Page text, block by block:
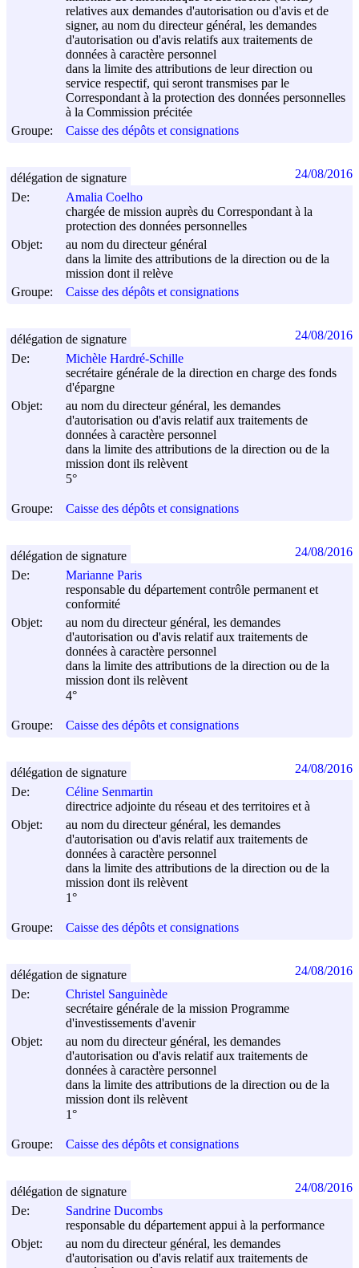
relatives aux demandes d'autorisation ou d'avis et de
signer, au nom du directeur général, les demandes
d'autorisation ou d'avis relatifs aux traitements de
données à caractère personnel
dans la limite des attributions de leur direction ou
service respectif, qui seront transmises par le
Correspondant à la protection des données personnelles
à la Commission précitée
Groupe:
Caisse des dépôts et consignations
De:
Amalia Coelho
chargée de mission auprès du Correspondant à la
protection des données personnelles
Objet:
au nom du directeur général
dans la limite des attributions de la direction ou de la
mission dont il relève
Groupe:
Caisse des dépôts et consignations
délégation de signature 24/08/2016
De:
Michèle Hardré-Schille
secrétaire générale de la direction en charge des fonds
d'épargne
Objet:
au nom du directeur général, les demandes
d'autorisation ou d'avis relatif aux traitements de
données à caractère personnel
dans la limite des attributions de la direction ou de la
mission dont ils relèvent
5°
Groupe: Caisse des dépôts et consignations
délégation de signature 24/08/2016
De:
Marianne Paris
responsable du département contrôle permanent et
conformité
Objet:
au nom du directeur général, les demandes
d'autorisation ou d'avis relatif aux traitements de
données à caractère personnel
dans la limite des attributions de la direction ou de la
mission dont ils relèvent
4°
Groupe: Caisse des dépôts et consignations
délégation de signature 24/08/2016
De:
Céline Senmartin
directrice adjointe du réseau et des territoires et à
Objet:
au nom du directeur général, les demandes
d'autorisation ou d'avis relatif aux traitements de
données à caractère personnel
dans la limite des attributions de la direction ou de la
mission dont ils relèvent
1°
Groupe: Caisse des dépôts et consignations
délégation de signature 24/08/2016
De:
Christel Sanguinède
secrétaire générale de la mission Programme
d'investissements d'avenir
Objet:
au nom du directeur général, les demandes
d'autorisation ou d'avis relatif aux traitements de
données à caractère personnel
dans la limite des attributions de la direction ou de la
mission dont ils relèvent
1°
Groupe: Caisse des dépôts et consignations
délégation de signature 24/08/2016
De:
Sandrine Ducombs
responsable du département appui à la performance
Objet:
au nom du directeur général, les demandes
d'autorisation ou d'avis relatif aux traitements de
délégation de signature 24/08/2016